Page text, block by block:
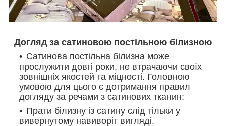
Догляд за сатиновою постільною білизною
Сатинова постільна білизна може
прослужити довгі роки, не втрачаючи своїх
зовнішніх якостей та міцності. Головною
умовою для цього є дотримання правил
догляду за речами з сатинових тканин:
Прати білизну із сатину слід тільки у
вивернутому навиворіт вигляді.